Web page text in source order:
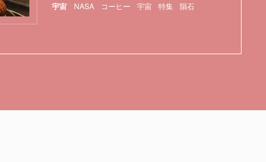
宇宙 NASA コーヒー 宇宙 特集 隕石